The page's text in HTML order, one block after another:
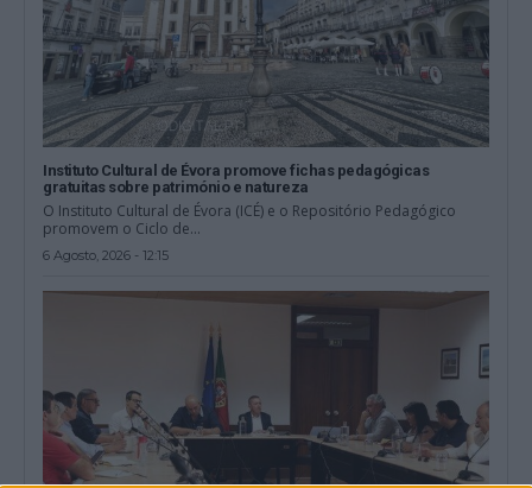
Instituto Cultural de Évora promove fichas pedagógicas
gratuitas sobre património e natureza
O Instituto Cultural de Évora (ICÉ) e o Repositório Pedagógico
promovem o Ciclo de...
6 Agosto, 2026 - 12:15